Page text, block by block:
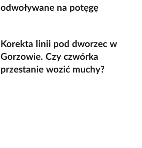
odwoływane na potęgę
Korekta linii pod dworzec w
Gorzowie. Czy czwórka
przestanie wozić muchy?